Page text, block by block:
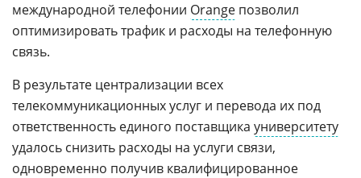
международной телефонии Orange позволил
оптимизировать трафик и расходы на телефонную
связь.
В результате централизации всех
телекоммуникационных услуг и перевода их под
ответственность единого поставщика университету
удалось снизить расходы на услуги связи,
одновременно получив квалифицированное